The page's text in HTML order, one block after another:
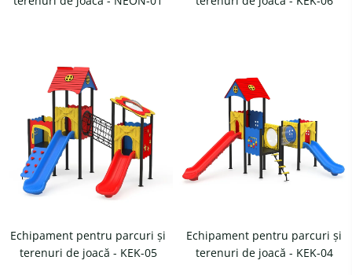
Echipament pentru parcuri și
terenuri de joacă - KEK-05
Echipament pentru parcuri și
terenuri de joacă - KEK-04